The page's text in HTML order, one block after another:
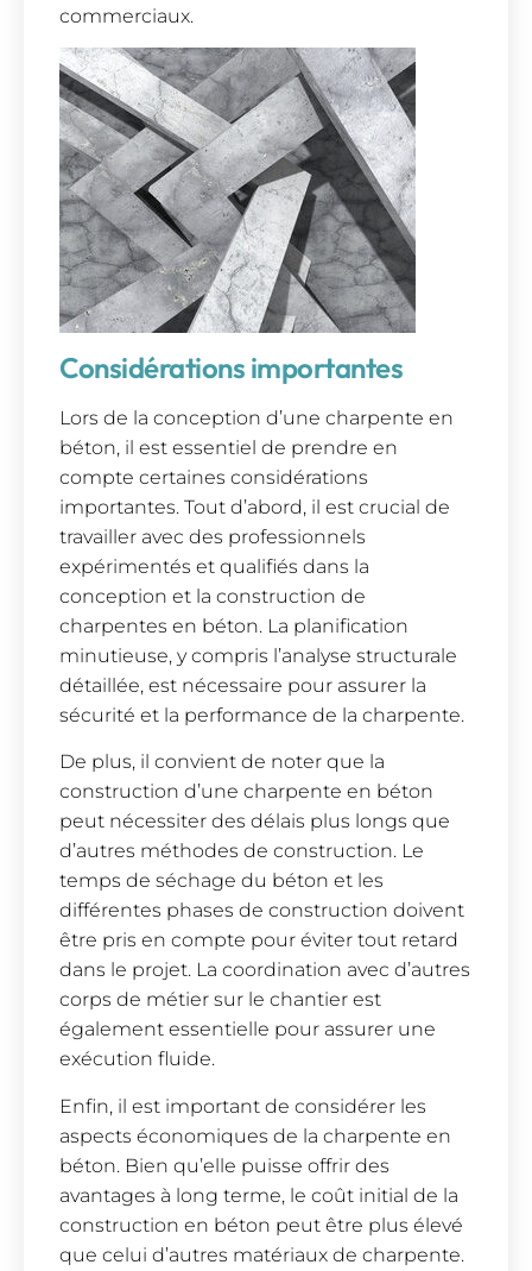
commerciaux.
Considérations importantes
Lors de la conception d’une charpente en
béton, il est essentiel de prendre en
compte certaines considérations
importantes. Tout d’abord, il est crucial de
travailler avec des professionnels
expérimentés et qualifiés dans la
conception et la construction de
charpentes en béton. La planification
minutieuse, y compris l’analyse structurale
détaillée, est nécessaire pour assurer la
sécurité et la performance de la charpente.
De plus, il convient de noter que la
construction d’une charpente en béton
peut nécessiter des délais plus longs que
d’autres méthodes de construction. Le
temps de séchage du béton et les
différentes phases de construction doivent
être pris en compte pour éviter tout retard
dans le projet. La coordination avec d’autres
corps de métier sur le chantier est
également essentielle pour assurer une
exécution fluide.
Enfin, il est important de considérer les
aspects économiques de la charpente en
béton. Bien qu’elle puisse offrir des
avantages à long terme, le coût initial de la
construction en béton peut être plus élevé
que celui d’autres matériaux de charpente.